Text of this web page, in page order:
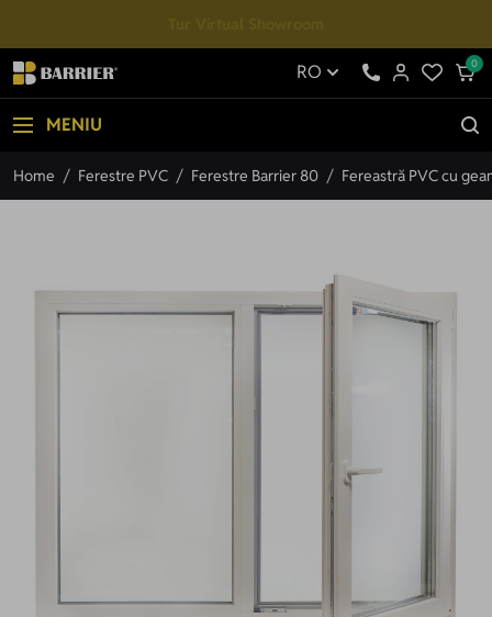
RO 0
MENIU
Home / Ferestre PVC / Ferestre Barrier 80 / Fereastră PVC cu